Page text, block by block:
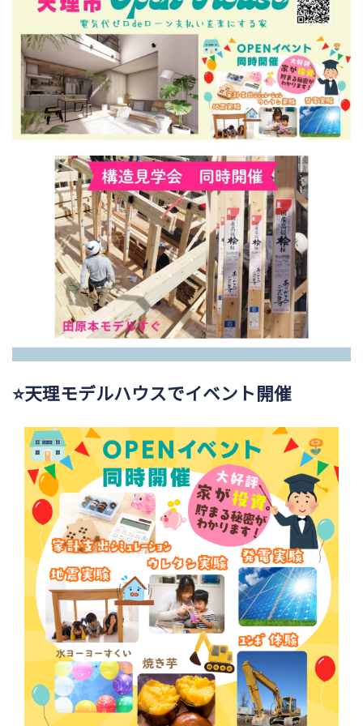
⭐天理モデルハウスでイベント開催